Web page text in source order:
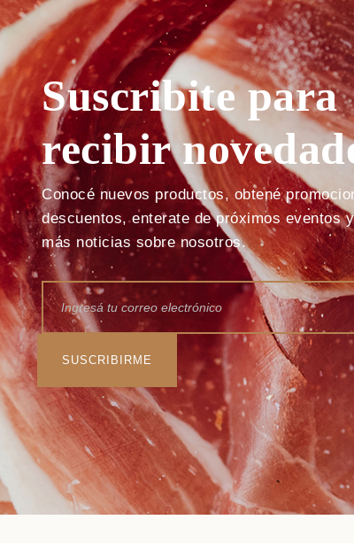
Suscribite para
recibir
Conocé nuevos productos, obtené
descuentos, enterate de próximos eventos
más noticias sobre nosotros.